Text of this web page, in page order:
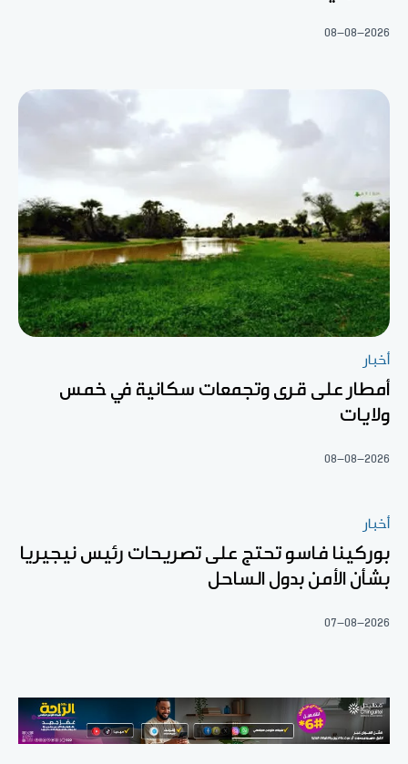
08-08-2026
أخبار
أمطار على قرى وتجمعات سكانية في خمس
ولايات
08-08-2026
أخبار
بوركينا فاسو تحتج على تصريحات رئيس نيجيريا
بشأن الأمن بدول الساحل
07-08-2026